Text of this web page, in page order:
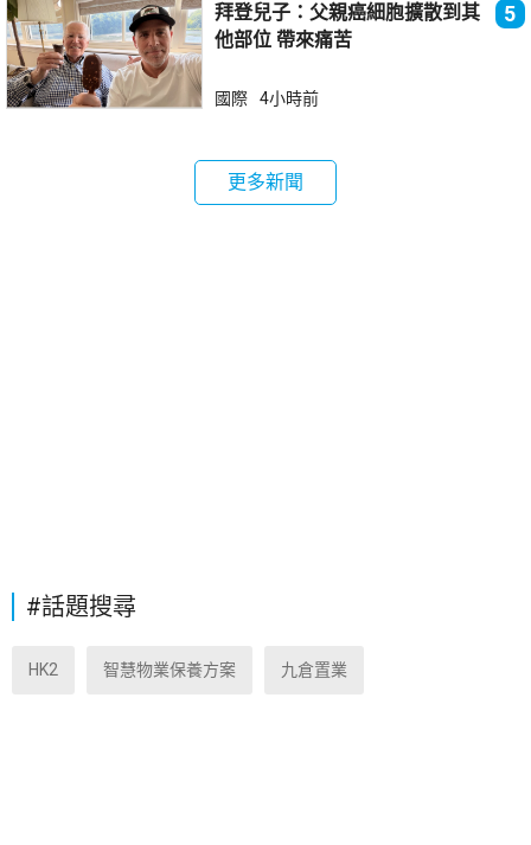
拜登兒子：父親癌細胞擴散到其
他部位 帶來痛苦
5
國際 4小時前
更多新聞
#話題搜尋
HK2 智慧物業保養方案 九倉置業